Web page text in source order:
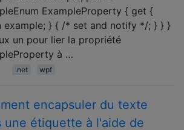
ExampleProperty { get {
example; } { /* set and notify */; } } }
un pour lier la propriété
à …
.net wpf
encapsuler du texte
une étiquette à l'aide de